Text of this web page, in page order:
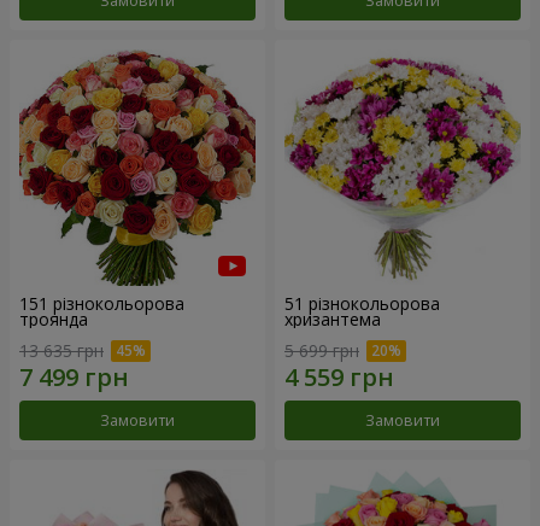
151 різнокольорова
троянда
13 635 грн
Замовити
51 різнокольорова
хризантема
5 699 грн
Замовити